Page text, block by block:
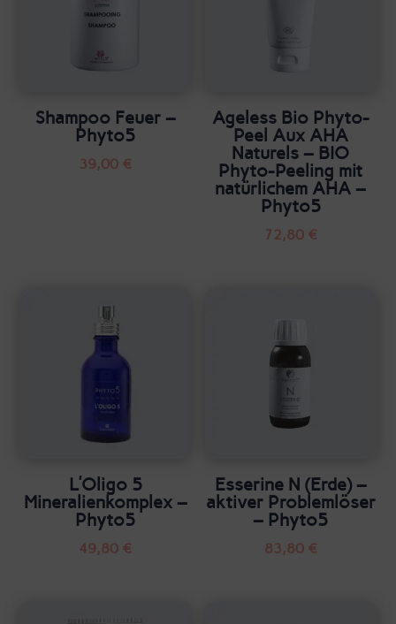
Shampoo Feuer –
Phyto5
39,00 €
Ageless Bio Phyto-
Peel Aux AHA
Naturels – BIO
Phyto-Peeling mit
natürlichem AHA –
Phyto5
72,80 €
L’Oligo 5
Mineralienkomplex –
Phyto5
49,80 €
Esserine N (Erde) –
aktiver Problemlöser
– Phyto5
83,80 €